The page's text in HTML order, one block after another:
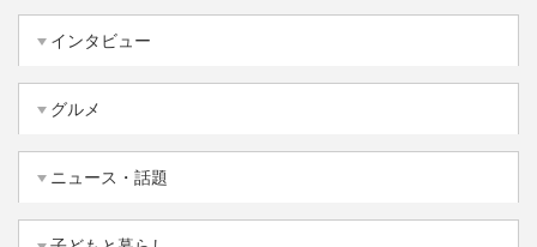
インタビュー
グルメ
ニュース・話題